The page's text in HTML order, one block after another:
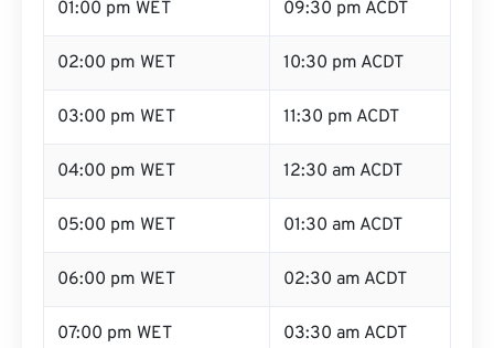
01:00 pm WET 09:30 pm ACDT
02:00 pm WET 10:30 pm ACDT
03:00 pm WET 11:30 pm ACDT
04:00 pm WET 12:30 am ACDT
05:00 pm WET 01:30 am ACDT
06:00 pm WET 02:30 am ACDT
07:00 pm WET 03:30 am ACDT